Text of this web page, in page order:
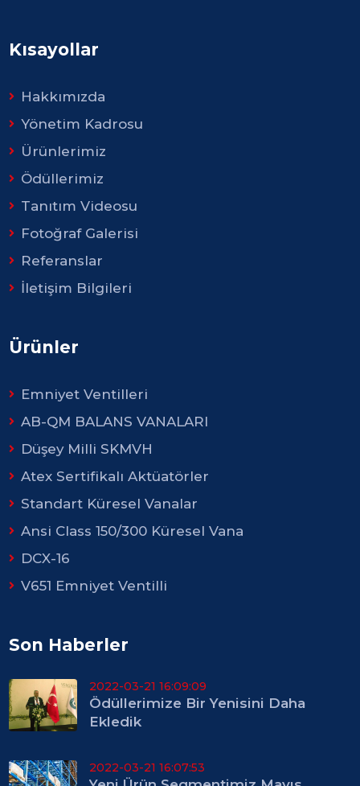
Kısayollar
Hakkımızda
Yönetim Kadrosu
Ürünlerimiz
Ödüllerimiz
Tanıtım Videosu
Fotoğraf Galerisi
Referanslar
İletişim Bilgileri
Ürünler
Emniyet Ventilleri
AB-QM BALANS VANALARI
Düşey Milli SKMVH
Atex Sertifikalı Aktüatörler
Standart Küresel Vanalar
Ansi Class 150/300 Küresel Vana
DCX-16
V651 Emniyet Ventilli
Son Haberler
2022-03-21 16:09:09
Ödüllerimize Bir Yenisini Daha
Ekledik
2022-03-21 16:07:53